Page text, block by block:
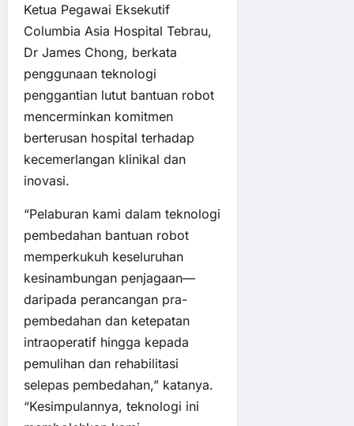
Ketua Pegawai Eksekutif
Columbia Asia Hospital Tebrau,
Dr James Chong, berkata
penggunaan teknologi
penggantian lutut bantuan robot
mencerminkan komitmen
berterusan hospital terhadap
kecemerlangan klinikal dan
inovasi.
“Pelaburan kami dalam teknologi
pembedahan bantuan robot
memperkukuh keseluruhan
kesinambungan penjagaan—
daripada perancangan pra-
pembedahan dan ketepatan
intraoperatif hingga kepada
pemulihan dan rehabilitasi
selepas pembedahan,” katanya.
“Kesimpulannya, teknologi ini